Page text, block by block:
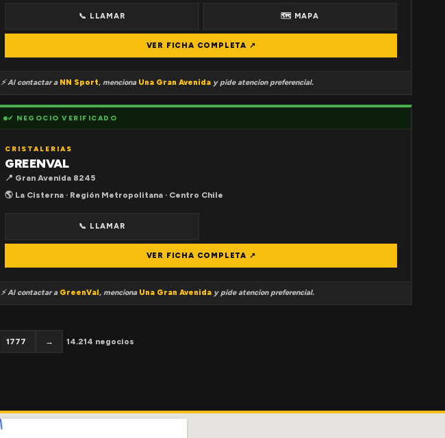
📞 LLAMAR 🗺 MAPA
VER FICHA COMPLETA ↗
⚡ Al contactar a NN Sport, menciona Una Gran Avenida y pide atencion preferencial.
✔ NEGOCIO VERIFICADO
CRISTALERIAS
GREENVAL
📍 Gran Avenida 8245
🌎 La Cisterna · Región Metropolitana · Centro Chile
📞 LLAMAR
VER FICHA COMPLETA ↗
⚡ Al contactar a GreenVal, menciona Una Gran Avenida y pide atencion preferencial.
1777 → 14.214 negocios